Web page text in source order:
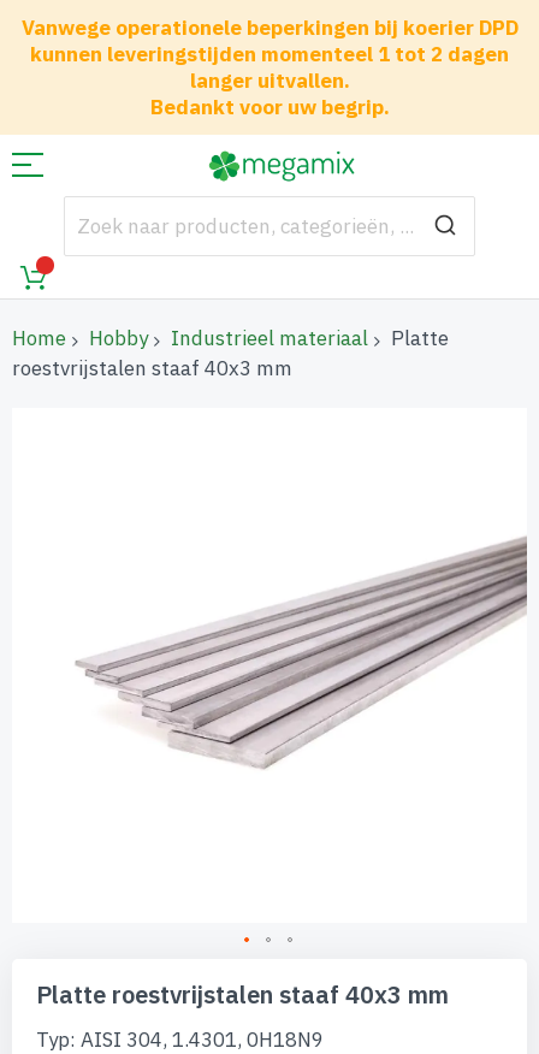
Vanwege operationele beperkingen bij koerier DPD
kunnen leveringstijden momenteel 1 tot 2 dagen
langer uitvallen.
Bedankt voor uw begrip.
Home Hobby Industrieel materiaal
Platte
roestvrijstalen staaf 40x3 mm
naar
begin
Platte roestvrijstalen staaf 40x3 mm
Typ: AISI 304, 1.4301, 0H18N9